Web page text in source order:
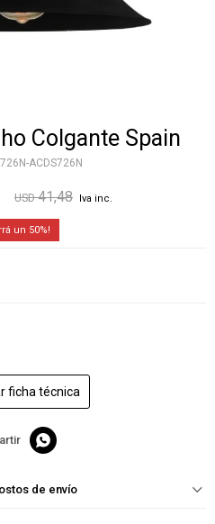
Colgante Spain
ACDS726N
USD 41,48
50
ficha técnica

de envío